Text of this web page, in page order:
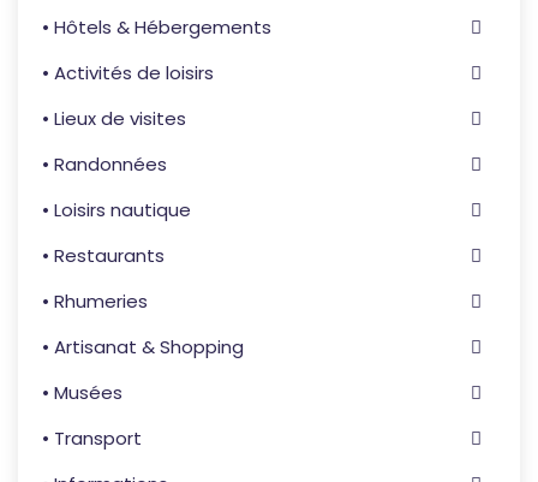
• Hôtels & Hébergements
• Activités de loisirs
• Lieux de visites
• Randonnées
• Loisirs nautique
• Restaurants
• Rhumeries
• Artisanat & Shopping
• Musées
• Transport